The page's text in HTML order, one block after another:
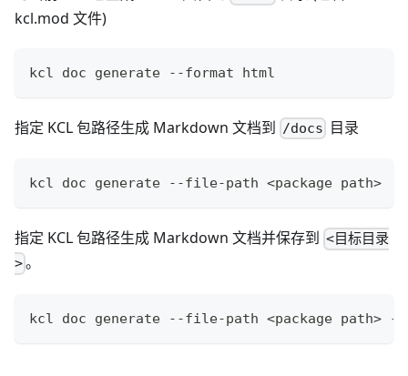
kcl.mod 文件)
kcl doc generate --format html
指定 KCL 包路径生成 Markdown 文档到 /docs 目录
kcl doc generate --file-path <package path>
指定 KCL 包路径生成 Markdown 文档并保存到 <目标目录
>。
kcl doc generate --file-path <package path> --